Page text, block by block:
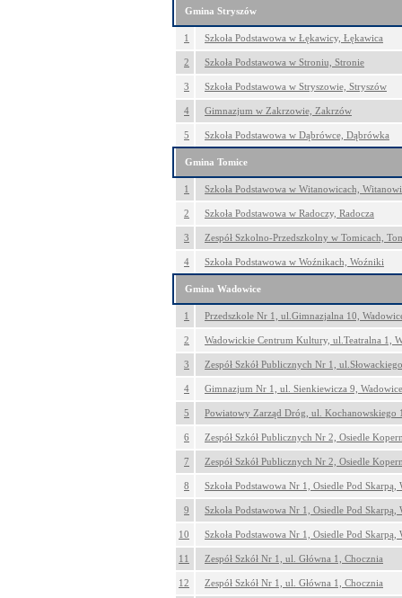
Gmina Stryszów
1 Szkoła Podstawowa w Łękawicy, Łękawica
2 Szkoła Podstawowa w Stroniu, Stronie
3 Szkoła Podstawowa w Stryszowie, Stryszów
4 Gimnazjum w Zakrzowie, Zakrzów
5 Szkoła Podstawowa w Dąbrówce, Dąbrówka
Gmina Tomice
1 Szkoła Podstawowa w Witanowicach,
2 Szkoła Podstawowa w Radoczy, Radocza
3 Zespół Szkolno-Przedszkolny w Tomicach,
4 Szkoła Podstawowa w Woźnikach, Woźniki
Gmina Wadowice
1 Przedszkole Nr 1, ul.Gimnazjalna 10,
2 Wadowickie Centrum Kultury, ul.Teatralna 1,
3 Zespół Szkół Publicznych Nr 1,
4 Gimnazjum Nr 1, ul. Sienkiewicza 9, Wadowice
5 Powiatowy Zarząd Dróg, ul. Kochanowskiego
6 Zespół Szkół Publicznych Nr 2, Osiedle
7 Zespół Szkół Publicznych Nr 2, Osiedle
8 Szkoła Podstawowa Nr 1, Osiedle Pod Skarpą,
9 Szkoła Podstawowa Nr 1, Osiedle Pod Skarpą,
10 Szkoła Podstawowa Nr 1, Osiedle Pod Skarpą,
11 Zespół Szkół Nr 1, ul. Główna 1, Chocznia
12 Zespół Szkół Nr 1, ul. Główna 1, Chocznia